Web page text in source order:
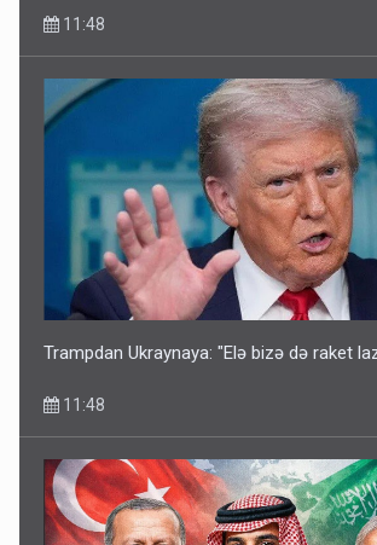
11:48
Trampdan Ukraynaya: "Elə bizə də raket
11:48